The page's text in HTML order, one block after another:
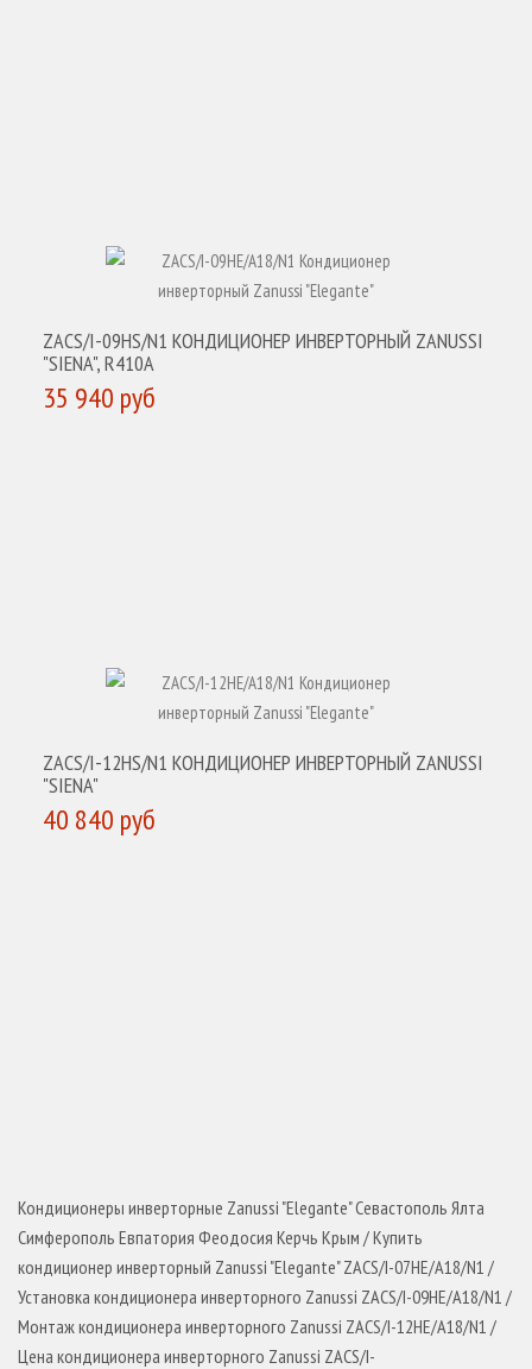
ZACS/I-09HS/N1 КОНДИЦИОНЕР ИНВЕРТОРНЫЙ ZANUSSI
"SIENA", R410A
35 940 руб
ZACS/I-12HS/N1 КОНДИЦИОНЕР ИНВЕРТОРНЫЙ ZANUSSI
"SIENA"
40 840 руб
Кондиционеры инверторные Zanussi "Elegante" Севастополь Ялта
Симферополь Евпатория Феодосия Керчь Крым / Купить
кондиционер инверторный Zanussi "Elegante" ZACS/I-07HE/A18/N1 /
Установка кондиционера инверторного Zanussi ZACS/I-09HE/A18/N1 /
Монтаж кондиционера инверторного Zanussi ZACS/I-12HE/A18/N1 /
Цена кондиционера инверторного Zanussi ZACS/I-